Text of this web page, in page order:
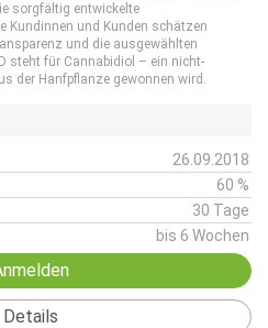
sorgfältig entwickelte
Kundinnen und Kunden schätzen
und die ausgewählten
steht für Cannabidiol – ein nicht-
der Hanfpflanze gewonnen wird.
26.09.2018
60 %
30 Tage
bis 6 Wochen
Details